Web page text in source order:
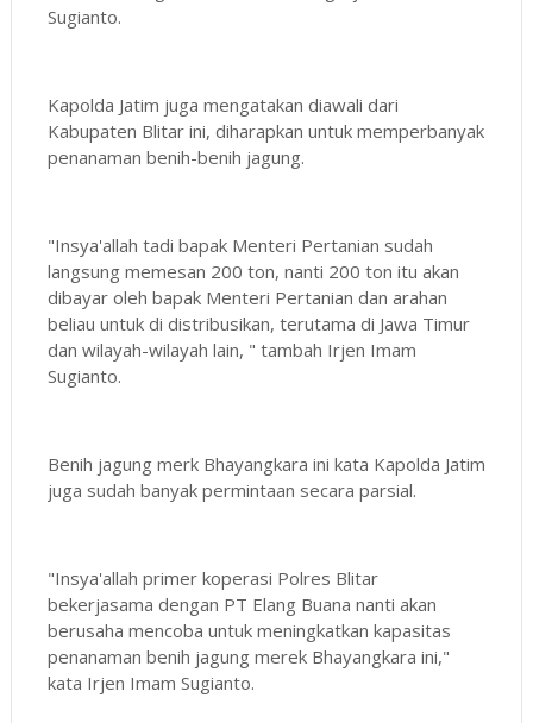
Sugianto.
Kapolda Jatim juga mengatakan diawali dari
Kabupaten Blitar ini, diharapkan untuk memperbanyak
penanaman benih-benih jagung.
"Insya'allah tadi bapak Menteri Pertanian sudah
langsung memesan 200 ton, nanti 200 ton itu akan
dibayar oleh bapak Menteri Pertanian dan arahan
beliau untuk di distribusikan, terutama di Jawa Timur
dan wilayah-wilayah lain, " tambah Irjen Imam
Sugianto.
Benih jagung merk Bhayangkara ini kata Kapolda Jatim
juga sudah banyak permintaan secara parsial.
"Insya'allah primer koperasi Polres Blitar
bekerjasama dengan PT Elang Buana nanti akan
berusaha mencoba untuk meningkatkan kapasitas
penanaman benih jagung merek Bhayangkara ini,"
kata Irjen Imam Sugianto.